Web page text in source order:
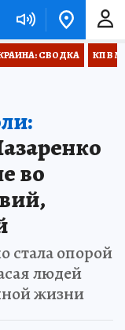
СВОДКА КП В
во
стала опорой
людей
жизни